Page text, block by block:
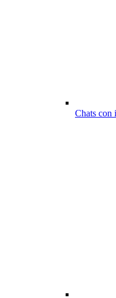
Chats con